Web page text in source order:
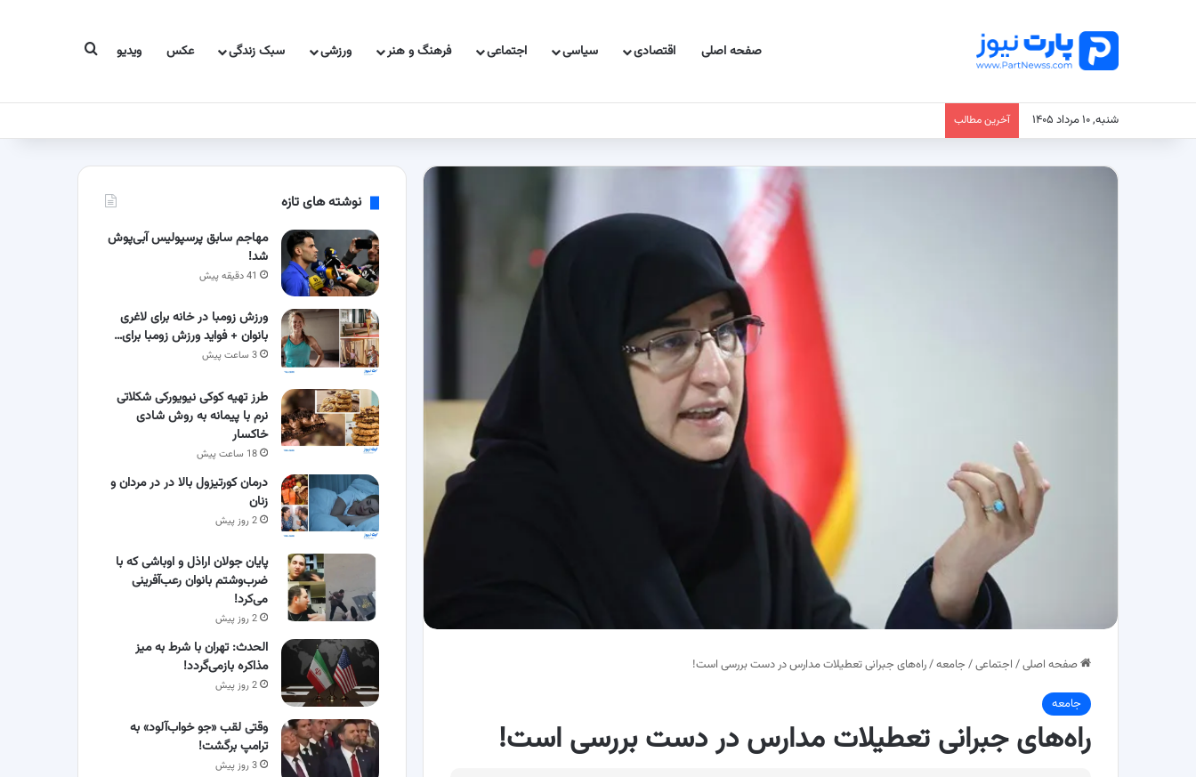
صفحه اصلی اقتصادی سیاسی اجتماعی فرهنگ و هنر ورزشی سبک زندگی عکس ویدیو جستجو برای
شنبه, ۱۰ مرداد ۱۴۰۵ آخرین مطالب
صفحه اصلی/ اجتماعی/ جامعه/راه‌های جبرانی تعطیلات مدارس در دست بررسی است!
جامعه
راه‌های جبرانی تعطیلات مدارس در دست بررسی است!
نوشته های تازه
مهاجم سابق پرسپولیس آبی‌پوش
شد!
41 دقیقه پیش
ورزش زومبا در خانه برای لاغری
بانوان + فواید ورزش زومبا برای…
3 ساعت پیش
طرز تهیه کوکی نیویورکی شکلاتی
نرم با پیمانه به روش شادی
خاکسار
18 ساعت پیش
درمان کورتیزول بالا در در مردان و
زنان
2 روز پیش
پایان جولان اراذل و اوباشی که با
ضرب‌وشتم بانوان رعب‌آفرینی
می‌کرد!
2 روز پیش
الحدث: تهران با شرط به میز
مذاکره بازمی‌گردد!
2 روز پیش
وقتی لقب «جو خواب‌آلود» به
ترامپ برگشت!
3 روز پیش